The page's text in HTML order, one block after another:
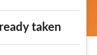
taken